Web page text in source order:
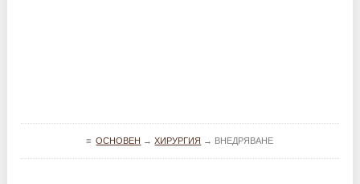
≡ОСНОВЕН →ХИРУРГИЯ → ВНЕДРЯВАНЕ